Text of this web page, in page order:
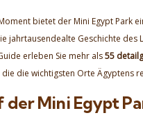
bietet der Mini Egypt Park
jahrtausendealte Geschichte des
erleben Sie mehr als55
die die wichtigsten Orte Ägyptens
der Mini Egypt